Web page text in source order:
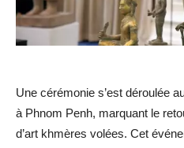
Une cérémonie s’est déroulée
à Phnom Penh, marquant le
d’art khmères volées. Cet